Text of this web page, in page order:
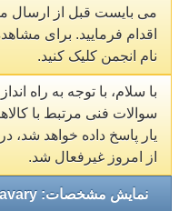
می بایست قبل از
اقدام فرمایید. برای
نام انجمن کلیک کنید.
با سلام، با توجه به راه
سوالات فنی مرتبط با
یار پاسخ داده خواهد شد،
از امروز غیرفعال شد.
نمایش مشخصات: javadsavary